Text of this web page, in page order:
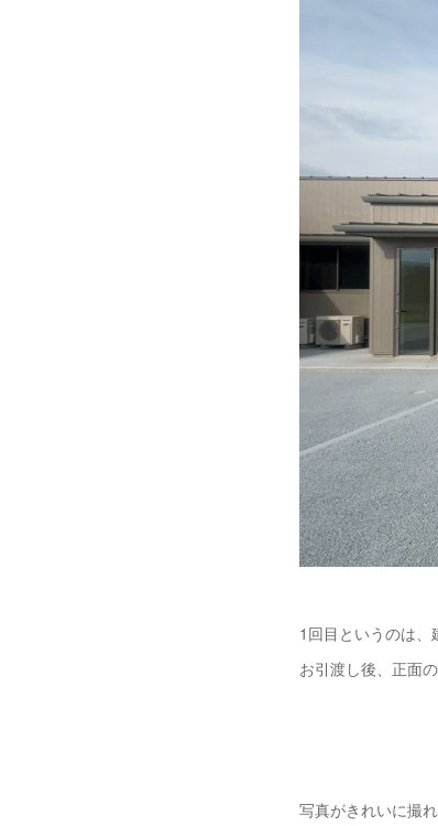
1回目というのは、
お引渡し後、正面
写真がきれいに撮